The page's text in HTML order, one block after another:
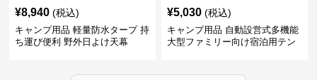
¥8,940 (税込)
キャンプ用品 軽量防水タープ 持
ち運び便利 野外日よけ天幕
¥5,030 (税込)
キャンプ用品 自動設営式多機能
大型ファミリー向け宿泊用テン